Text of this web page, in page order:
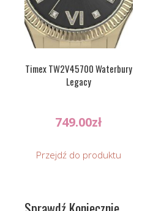
Timex TW2V45700 Waterbury
Legacy
749.00zł
Przejdź do produktu